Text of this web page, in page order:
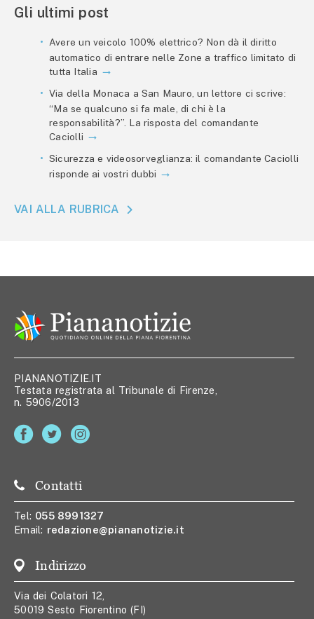
Gli ultimi post
Avere un veicolo 100% elettrico? Non dà il diritto
automatico di entrare nelle Zone a traffico limitato di
tutta Italia
Via della Monaca a San Mauro, un lettore ci scrive:
“Ma se qualcuno si fa male, di chi è la
responsabilità?”. La risposta del comandante
Caciolli
Sicurezza e videosorveglianza: il comandante Caciolli
risponde ai vostri dubbi
VAI ALLA RUBRICA
PIANANOTIZIE.IT
Testata registrata al Tribunale di Firenze,
n. 5906/2013
Contatti
Tel: 055 8991327
Email: redazione@piananotizie.it
Indirizzo
Via dei Colatori 12,
50019 Sesto Fiorentino (FI)